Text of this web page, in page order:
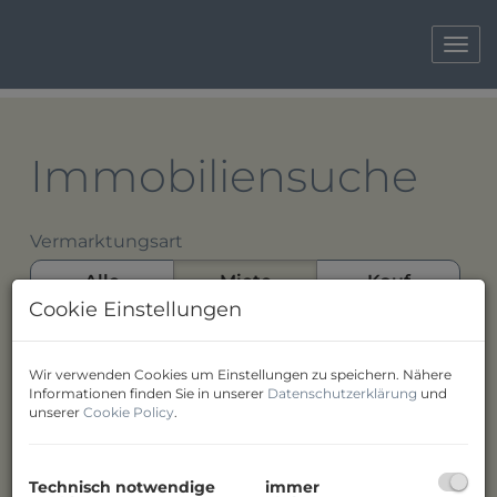
Immobiliensuche
Vermarktungsart
Alle
Miete Kauf
Ort
Cookie Einstellungen
Wir verwenden Cookies um Einstellungen zu speichern. Nähere
Informationen finden Sie in unserer Datenschutzerklärung und
unserer Cookie Policy.
Technisch notwendige
immer